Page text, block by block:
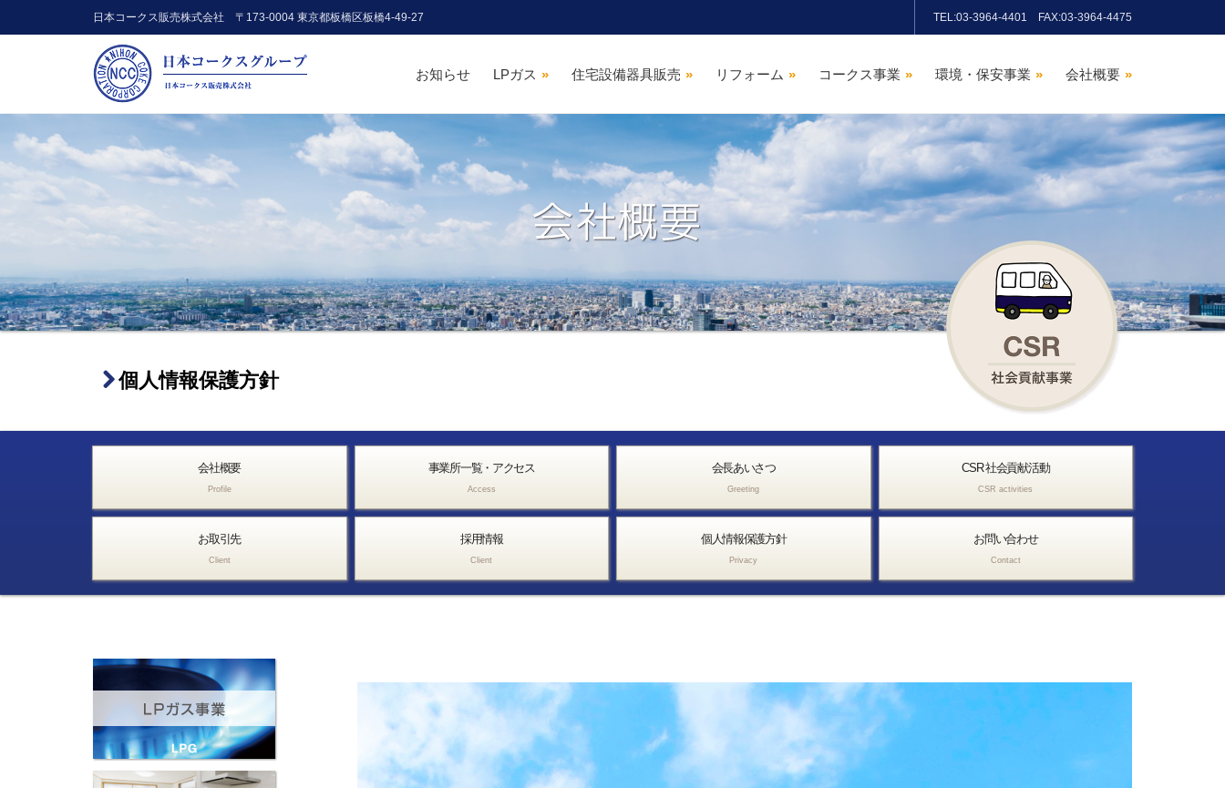
日本コークス販売株式会社 〒173-0004 東京都板橋区板橋4-49-27 TEL:03-3964-4401 FAX:03-3964-4475
お知らせ LPガス » 住宅設備器具販売 » リフォーム » コークス事業 » 環境・保安事業 » 会社概要 »
個人情報保護方針
会社概要
Profile
事業所一覧・アクセス
Access
会長あいさつ
Greeting
CSR 社会貢献活動
CSR activities
お取引先
Client
採用情報
Client
個人情報保護方針
Privacy
お問い合わせ
Contact